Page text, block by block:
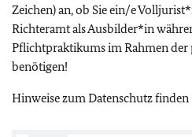
Zeichen) an, ob Sie ein/e
Richteramt als Ausbilder*in
Pflichtpraktikums im Rahmen der
benötigen!
Hinweise zum Datenschutz finden